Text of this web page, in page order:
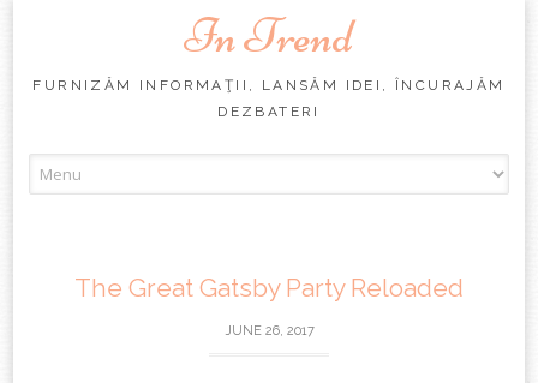
In Trend
FURNIZĂM INFORMAŢII, LANSĂM IDEI, ÎNCURAJĂM
DEZBATERI
to
The Great Gatsby Party Reloaded
JUNE 26, 2017